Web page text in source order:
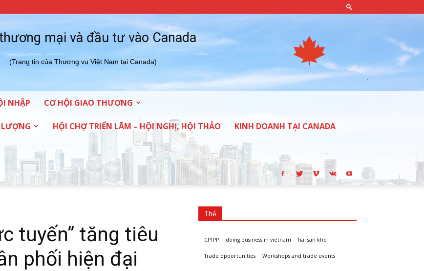
mại và đầu tư vào Canada
(Trang tin của Thương vụ Việt Nam tại Canada)
NHẬP CƠ HỘI GIAO THƯƠNG
HỘI CHỢ TRIỂN LÃM – HỘI NGHỊ, HỘI THẢO KINH DOANH TẠI CANADA
tuyến” tăng tiêu
phối hiện đại
Thẻ
CPTPP doing business in vietnam hai san kho
Trade opportunities Workshops and trade events